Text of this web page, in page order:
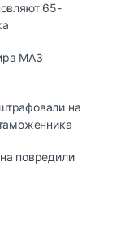
65-
МАЗ
на
повредили